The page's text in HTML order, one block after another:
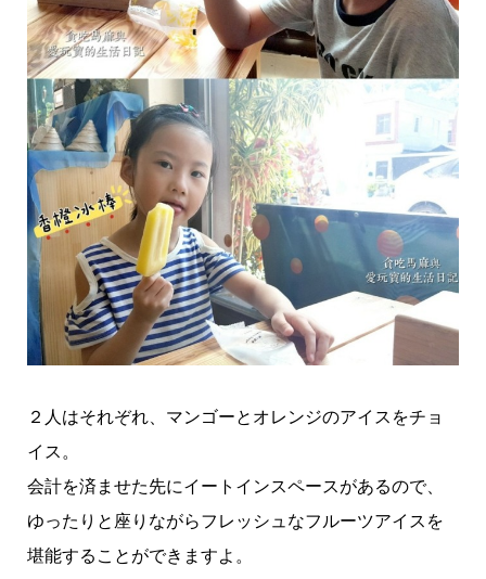
２人はそれぞれ、マンゴーとオレンジのアイスをチョ
イス。
会計を済ませた先にイートインスペースがあるので、
ゆったりと座りながらフレッシュなフルーツアイスを
堪能することができますよ。